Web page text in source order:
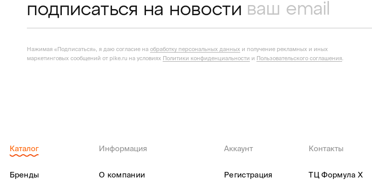
подписаться на новости
Нажимая «Подписаться», я даю согласие на обработку персональных данных и получение рекламных и иных
маркетинговых сообщений от pike.ru на условиях Политики конфиденциальности и Пользовательского соглашения
Каталог
Бренды
Информация
О компании
Аккаунт
Регистрация
Контакты
ТЦ Формула X